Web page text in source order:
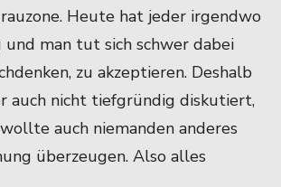
Heute hat jeder irgendwo
und man tut sich schwer dabei
zu akzeptieren. Deshalb
auch nicht tiefgründig diskutiert,
auch niemanden anderes
überzeugen. Also alles